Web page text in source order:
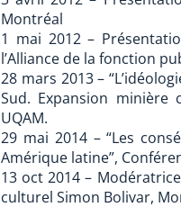
Montréal
1 mai 2012 –
l’Alliance de la fonction
28 mars 2013 –
Sud. Expansion minière
UQAM.
29 mai 2014 – “Les
Amérique latine”,
13 oct 2014 –
culturel Simon Bolivar,